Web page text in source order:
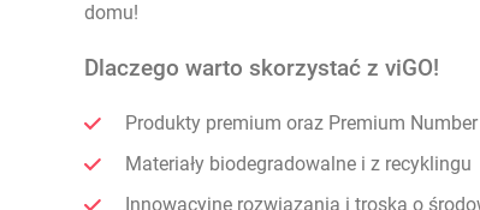
domu!
Dlaczego warto skorzystać z viGO!
Produkty premium oraz Premium Number
Materiały biodegradowalne i z recyklingu
Innowacyjne rozwiązania i troska o